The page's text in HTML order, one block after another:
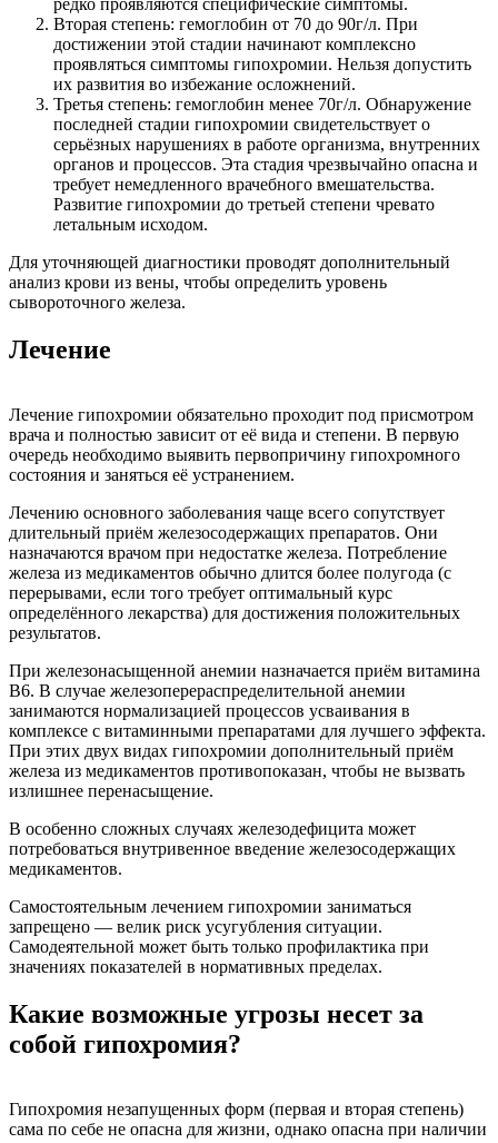
редко проявляются специфические симптомы.
Вторая степень: гемоглобин от 70 до 90г/л. При
достижении этой стадии начинают комплексно
проявляться симптомы гипохромии. Нельзя допустить
их развития во избежание осложнений.
Третья степень: гемоглобин менее 70г/л. Обнаружение
последней стадии гипохромии свидетельствует о
серьёзных нарушениях в работе организма, внутренних
органов и процессов. Эта стадия чрезвычайно опасна и
требует немедленного врачебного вмешательства.
Развитие гипохромии до третьей степени чревато
летальным исходом.
Для уточняющей диагностики проводят дополнительный
анализ крови из вены, чтобы определить уровень
сывороточного железа.
Лечение
Лечение гипохромии обязательно проходит под присмотром
врача и полностью зависит от её вида и степени. В первую
очередь необходимо выявить первопричину гипохромного
состояния и заняться её устранением.
Лечению основного заболевания чаще всего сопутствует
длительный приём железосодержащих препаратов. Они
назначаются врачом при недостатке железа. Потребление
железа из медикаментов обычно длится более полугода (с
перерывами, если того требует оптимальный курс
определённого лекарства) для достижения положительных
результатов.
При железонасыщенной анемии назначается приём витамина
B6. В случае железоперераспределительной анемии
занимаются нормализацией процессов усваивания в
комплексе с витаминными препаратами для лучшего эффекта.
При этих двух видах гипохромии дополнительный приём
железа из медикаментов противопоказан, чтобы не вызвать
излишнее перенасыщение.
В особенно сложных случаях железодефицита может
потребоваться внутривенное введение железосодержащих
медикаментов.
Самостоятельным лечением гипохромии заниматься
запрещено — велик риск усугубления ситуации.
Самодеятельной может быть только профилактика при
значениях показателей в нормативных пределах.
Какие возможные угрозы несет за
собой гипохромия?
Гипохромия незапущенных форм (первая и вторая степень)
сама по себе не опасна для жизни, однако опасна при наличии